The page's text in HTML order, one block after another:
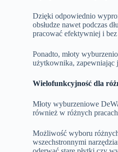
Dzięki odpowiednio
obsłudze nawet podczas
pracować efektywniej i
Ponadto, młoty
użytkownika, zapewniając
Wielofunkcyjność dla
Młoty wyburzeniowe
również w różnych
Możliwość wyboru
wszechstronnymi